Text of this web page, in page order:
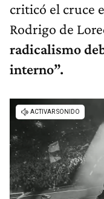
criticó el cruce
Rodrigo de
radicalismo
interno”.